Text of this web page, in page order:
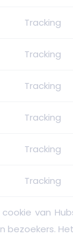
Tracking
Tracking
Tracking
Tracking
Tracking
Tracking
van
bezoekers.